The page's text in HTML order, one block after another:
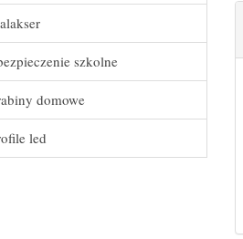
szkolne
domowe
led